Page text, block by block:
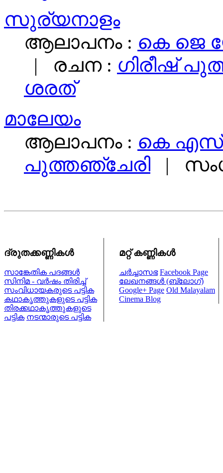
സുര്യനാളം
ആലാപനം : കെ ജെ
| രചന : ഗിരീഷ്
ശരത്‌
മാലേയം
ആലാപനം : കെ എസ്‌
പുത്തഞ്ചേരി |
ദ്രുതക്കണ്ണികള്‍
സാങ്കേതിക പദങ്ങള്‍
സിനിമ - വര്‍ഷം തിരിച്ച്
സംവിധായകരുടെ പട്ടിക
കഥാകൃത്തുകളുടെ പട്ടിക
തിരക്കഥാകൃത്തുകളുടെ
പട്ടിക നടന്മാരുടെ പട്ടിക
മറ്റ് കണ്ണികള്‍
ചര്‍ച്ചാസഭ Facebook Page
ലേഖനങ്ങള്‍ (ബ്ലോഗ്)
Google+ Page Old Malayalam
Cinema Blog